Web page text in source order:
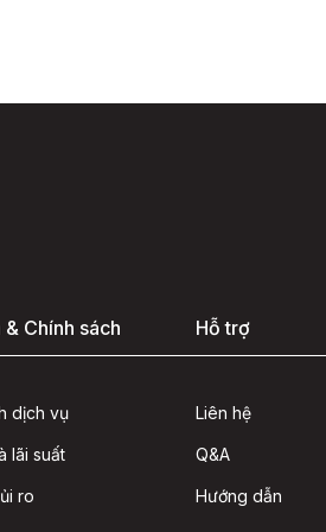
Chính sách
dịch vụ
lãi suất
ro
Hỗ trợ
Liên hệ
Q&A
Hướng dẫn